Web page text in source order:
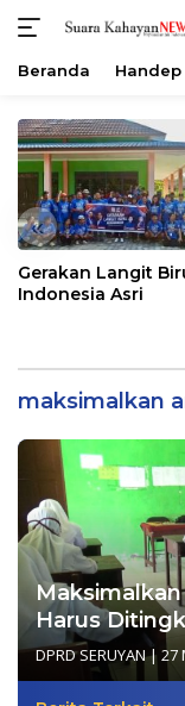
konten
Beranda
«
Gerakan Langit
Indonesia Asri
maksimalkan
Harus
DPRD SERUYAN| 27